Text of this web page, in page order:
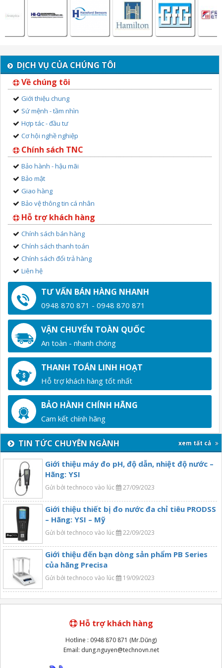
DỊCH VỤ CỦA CHÚNG TÔI
Về chúng tôi
Giới thiệu chung
Sứ mệnh - tầm nhìn
Hợp tác - đầu tư
Cơ hội nghề nghiệp
Chính sách TNC
Bảo hành - hậu mãi
Bảo mật
Giao hàng
Bảo vệ thông tin cá nhân
Hỗ trợ khách hàng
Chính sách bán hàng
Chính sách thanh toán
Chính sách đổi trả hàng
Liên hệ
TƯ VẤN BÁN HÀNG NHANH
0948 870 871 - 0948 870 871
VẬN CHUYỂN TOÀN QUỐC
An toàn - nhanh chóng
THANH TOÁN LINH HOẠT
Hỗ trợ khách hàng tốt nhất
BẢO HÀNH CHÍNH HÃNG
Cam kết chính hãng
TIN TỨC CHUYÊN NGÀNH xem tất cả
Giới thiệu máy đo pH, độ dẫn, nhiệt độ nước –
Hãng: YSI
Gửi bởi technoco vào lúc 27/09/2023
Giới thiệu thiết bị đo nước đa chỉ tiêu PRODSS
– Hãng: YSI – Mỹ
Gửi bởi technoco vào lúc 22/09/2023
Giới thiệu đến bạn dòng sản phẩm PB Series
của hãng Precisa
Gửi bởi technoco vào lúc 19/09/2023
Hỗ trợ khách hàng
Hotline : 0948 870 871 (Mr.Dũng)
Email: dung.nguyen@technovn.net